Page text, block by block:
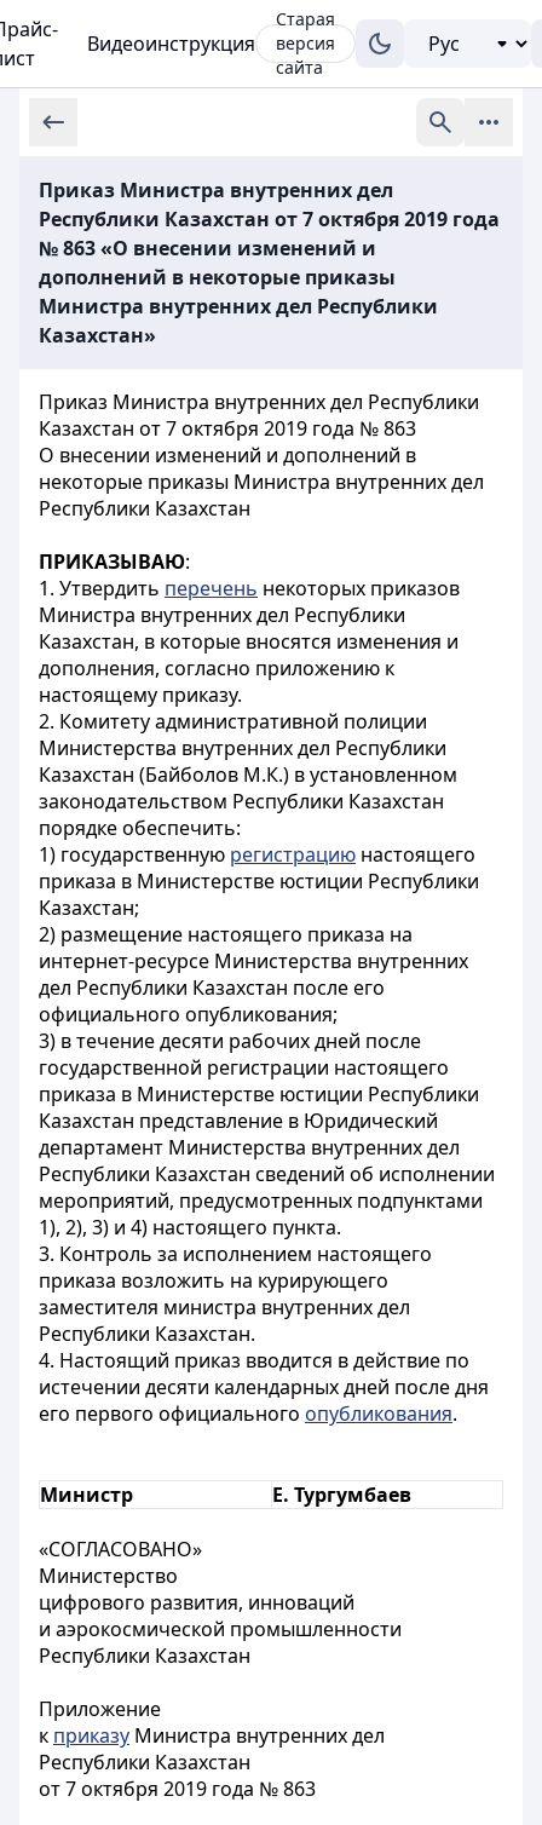
Видеоинструкция
Старая
версия
сайта
Приказ Министра внутренних дел
Республики Казахстан от 7 октября 2019 года
№ 863 «О внесении изменений и
дополнений в некоторые приказы
Министра внутренних дел Республики
Казахстан»
Приказ Министра внутренних дел Республики
Казахстан от 7 октября 2019 года № 863
О внесении изменений и дополнений в
некоторые приказы Министра внутренних дел
Республики Казахстан
ПРИКАЗЫВАЮ:
1. Утвердить перечень некоторых приказов
Министра внутренних дел Республики
Казахстан, в которые вносятся изменения и
дополнения, согласно приложению к
настоящему приказу.
2. Комитету административной полиции
Министерства внутренних дел Республики
Казахстан (Байболов М.К.) в установленном
законодательством Республики Казахстан
порядке обеспечить:
1) государственную регистрацию настоящего
приказа в Министерстве юстиции Республики
Казахстан;
2) размещение настоящего приказа на
интернет-ресурсе Министерства внутренних
дел Республики Казахстан после его
официального опубликования;
3) в течение десяти рабочих дней после
государственной регистрации настоящего
приказа в Министерстве юстиции Республики
Казахстан представление в Юридический
департамент Министерства внутренних дел
Республики Казахстан сведений об исполнении
мероприятий, предусмотренных подпунктами
1), 2), 3) и 4) настоящего пункта.
3. Контроль за исполнением настоящего
приказа возложить на курирующего
заместителя министра внутренних дел
Республики Казахстан.
4. Настоящий приказ вводится в действие по
истечении десяти календарных дней после дня
его первого официального опубликования.
Министр Е. Тургумбаев
«СОГЛАСОВАНО»
Министерство
цифрового развития, инноваций
и аэрокосмической промышленности
Республики Казахстан
Приложение
к приказу Министра внутренних дел
Республики Казахстан
от 7 октября 2019 года № 863